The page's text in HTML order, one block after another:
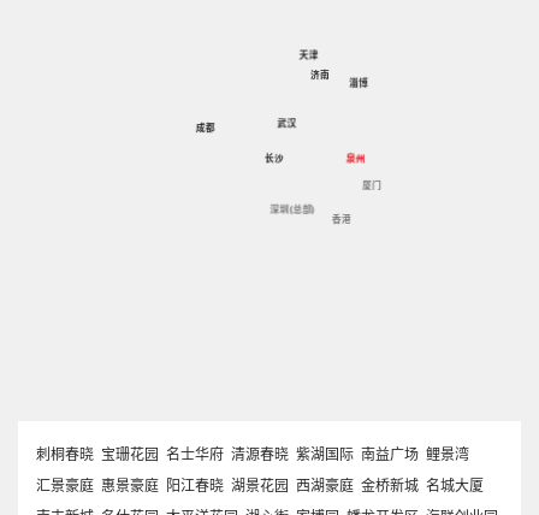
泉州
厦门
天津
济南
淄博
成都 武汉
长沙
深圳(总部)
香港
刺桐春晓 宝珊花园 名士华府 清源春晓 紫湖国际 南益广场 鲤景湾
汇景豪庭 惠景豪庭 阳江春晓 湖景花园 西湖豪庭 金桥新城 名城大厦